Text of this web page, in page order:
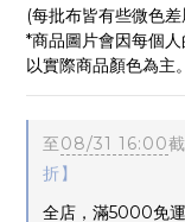
(每批布皆有些微色
*商品圖片會因每個
以實際商品顏色為主。
至08/31 16:00
折】
全店，滿5000免